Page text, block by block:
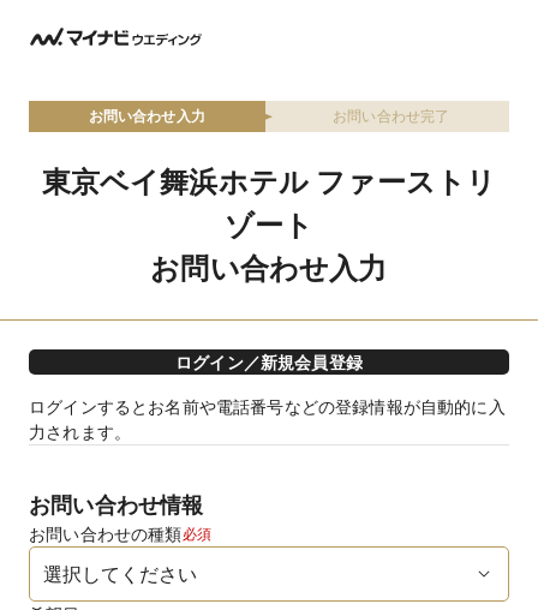
お問い合わせ入力 お問い合わせ完了
東京ベイ舞浜ホテル ファーストリ
ゾート
お問い合わせ入力
ログイン／新規会員登録
ログインするとお名前や電話番号などの登録情報が自動的に入
力されます。
お問い合わせ情報
お問い合わせの種類必須